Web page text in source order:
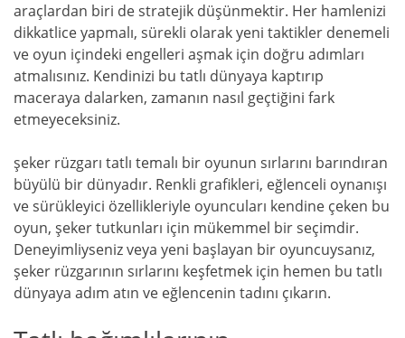
araçlardan biri de stratejik düşünmektir. Her hamlenizi
dikkatlice yapmalı, sürekli olarak yeni taktikler denemeli
ve oyun içindeki engelleri aşmak için doğru adımları
atmalısınız. Kendinizi bu tatlı dünyaya kaptırıp
maceraya dalarken, zamanın nasıl geçtiğini fark
etmeyeceksiniz.
şeker rüzgarı tatlı temalı bir oyunun sırlarını barındıran
büyülü bir dünyadır. Renkli grafikleri, eğlenceli oynanışı
ve sürükleyici özellikleriyle oyuncuları kendine çeken bu
oyun, şeker tutkunları için mükemmel bir seçimdir.
Deneyimliyseniz veya yeni başlayan bir oyuncuysanız,
şeker rüzgarının sırlarını keşfetmek için hemen bu tatlı
dünyaya adım atın ve eğlencenin tadını çıkarın.